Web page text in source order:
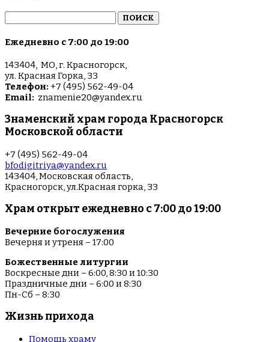
Ежедневно с 7:00 до 19:00
143404, МО, г. Красногорск,
ул. Красная Горка, 33
Телефон: +7 (495) 562-49-04
Email: znamenie20@yandex.ru
Знаменский храм города Красногорск
Московской области
+7 (495) 562-49-04
bfodigitriya@yandex.ru
143404, Московская область,
Красногорск, ул.Красная горка, 33
Храм открыт ежедневно с 7:00 до 19:00
Вечерние богослужения
Вечерня и утреня – 17:00
Божественные литургии
Воскресные дни – 6:00, 8:30 и 10:30
Праздничные дни – 6:00 и 8:30
Пн-Сб – 8:30
Жизнь прихода
Помощь храму